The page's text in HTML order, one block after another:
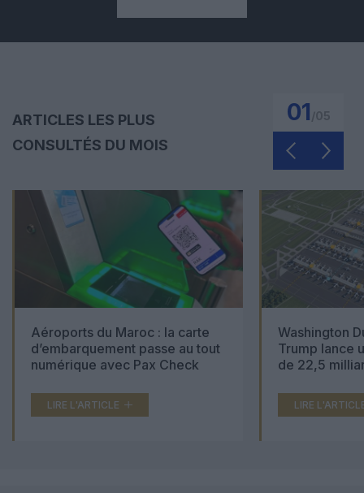
ARTICLES LES PLUS
CONSULTÉS DU MOIS
01
Aéroports du Maroc : la carte
d’embarquement passe au tout
numérique avec Pax Check
LIRE L'ARTICLE
Washington
Trump lance
de 22,5
LIRE